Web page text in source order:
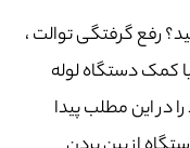
رفع گرفتگی توالت ،
کمک دستگاه لوله
در این مطلب پیدا